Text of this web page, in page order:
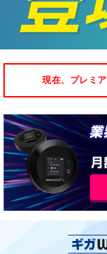
現在、プレミ